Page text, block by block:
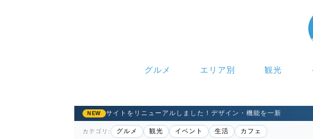
グルメ エリア別 観光
NEW サイトをリニューアルしました！デザイン・機能を一新
カテゴリ: グルメ 観光 イベント 生活 カフェ